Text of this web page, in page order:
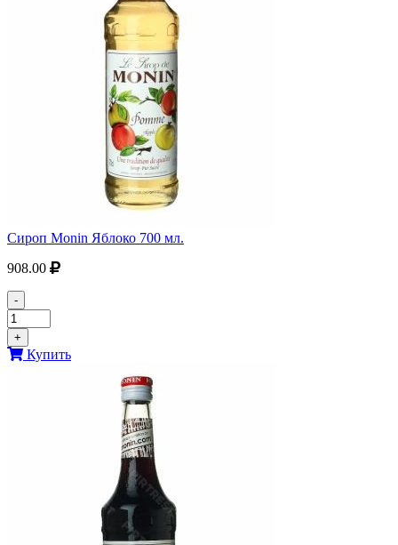
Сироп Monin Яблоко 700 мл.
908.00
-
+
Купить